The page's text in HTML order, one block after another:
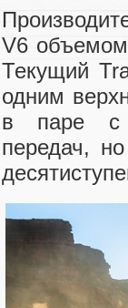
V6
Текущий
одним
в паре с
передач,